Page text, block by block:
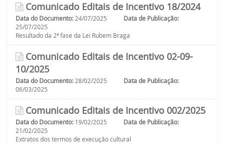
Comunicado Editais de Incentivo 18/2024
Data do Documento: 24/07/2025
Data de Publicação:
25/07/2025
Resultado da 2ª fase da Lei Rubem Braga
Comunicado Editais de Incentivo 02-09-
10/2025
Data do Documento: 28/02/2025
Data de Publicação:
06/03/2025
Comunicado Editais de Incentivo 002/2025
Data do Documento: 19/02/2025
Data de Publicação:
21/02/2025
Extratos dos termos de execução cultural